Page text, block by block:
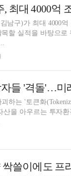
남구)가 최대 4000
할 실적을 바탕으
하는 '토큰화
산을 아우르는 투자